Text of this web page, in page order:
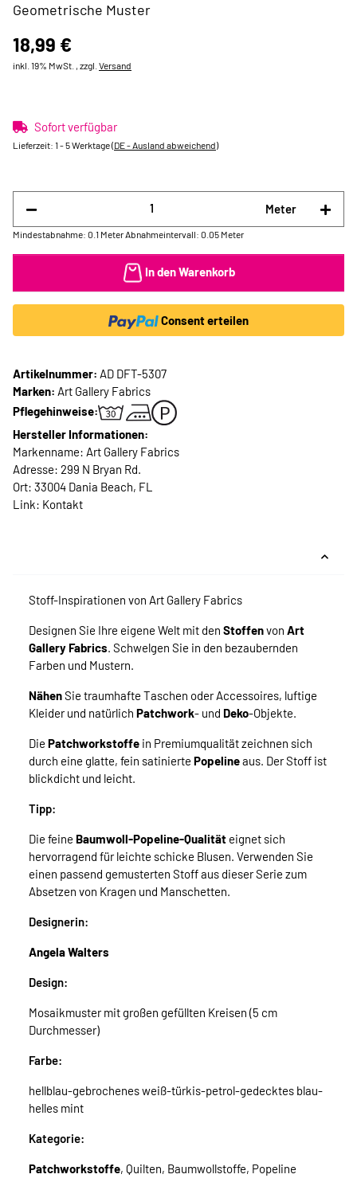
Geometrische Muster
18,99 €
inkl. 19% MwSt. , zzgl. Versand
Sofort verfügbar
Lieferzeit: 1 - 5 Werktage(DE - Ausland abweichend)
Meter
Mindestabnahme: 0.1 Meter Abnahmeintervall: 0.05 Meter
In den Warenkorb
Consent erteilen
Artikelnummer: AD DFT-5307
Marken: Art Gallery Fabrics
Pflegehinweise:
Hersteller Informationen:
Markenname: Art Gallery Fabrics
Adresse: 299 N Bryan Rd.
Ort: 33004 Dania Beach, FL
Link: Kontakt
Stoff-Inspirationen von Art Gallery Fabrics
Designen Sie Ihre eigene Welt mit den Stoffenvon Art
Gallery Fabrics. Schwelgen Sie in den bezaubernden
Farben und Mustern.
NähenSie traumhafte Taschen oder Accessoires, luftige
Kleider und natürlich Patchwork- und Deko-Objekte.
Die Patchworkstoffe in Premiumqualität zeichnen sich
durch eine glatte, fein satinierte Popelineaus. Der Stoff ist
blickdicht und leicht.
Tipp:
Die feine Baumwoll-Popeline-Qualität eignet sich
hervorragend für leichte schicke Blusen. Verwenden Sie
einen passend gemusterten Stoff aus dieser Serie zum
Absetzen von Kragen und Manschetten.
Designerin:
Angela Walters
Design:
Mosaikmuster mit großen gefüllten Kreisen (5 cm
Durchmesser)
Farbe:
hellblau-gebrochenes weiß-türkis-petrol-gedecktes blau-
helles mint
Kategorie:
Patchworkstoffe, Quilten, Baumwollstoffe, Popeline